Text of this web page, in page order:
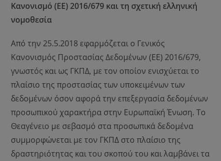
Κανονισμό (ΕΕ) 2016/679 και τη σχετική ελληνική
νομοθεσία
Από την 25.5.2018 εφαρμόζεται ο Γενικός
Κανονισμός Προστασίας Δεδομένων (ΕΕ) 2016/679,
γνωστός και ως ΓΚΠΔ, με τον οποίον ενισχύεται το
πλαίσιο της προστασίας των υποκειμένων των
δεδομένων όσον αφορά την επεξεργασία δεδομένων
προσωπικού χαρακτήρα στην Ευρωπαϊκή Ένωση. Το
Θεαγένειο με σεβασμό στα προσωπικά δεδομένα
συμμορφώνεται με τον ΓΚΠΔ στο πλαίσιο της
δραστηριότητας και του σκοπού του και λαμβάνει τα